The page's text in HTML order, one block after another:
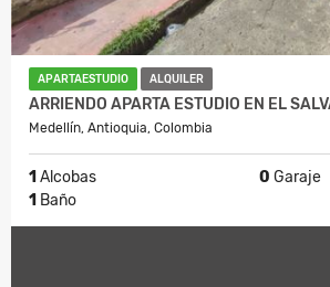
APARTAESTUDIO ALQUILER
ARRIENDO APARTA ESTUDIO EN EL
Medellín, Antioquia, Colombia
1 Alcobas 0 Garaje
1 Baño